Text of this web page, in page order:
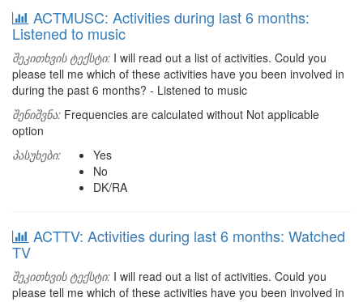
ACTMUSC: Activities during last 6 months:
Listened to music
შეკითხვის ტექსტი: I will read out a list of activities. Could you
please tell me which of these activities have you been involved in
during the past 6 months? - Listened to music
შენიშვნა: Frequencies are calculated without Not applicable
option
პასუხები:
Yes
No
DK/RA
ACTTV: Activities during last 6 months: Watched
TV
შეკითხვის ტექსტი: I will read out a list of activities. Could you
please tell me which of these activities have you been involved in